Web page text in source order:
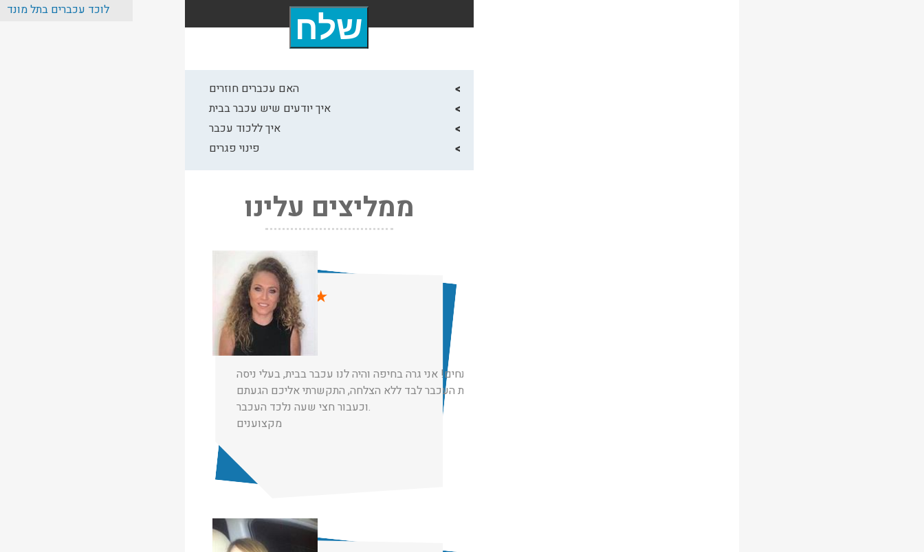
לוכד עכברים בתל מונד
האם עכברים חוזרים
איך יודעים שיש עכבר בבית
איך ללכוד עכבר
פינוי פגרים
ממליצים עלינו
★★★★ ★
רננה מועלם
25/12/2024
תותחים! אני גרה בחיפה והיה לנו עכבר בבית, בעלי ניסה
ללכוד את העכבר לבד ללא הצלחה, התקשרתי אליכם הגעתם
וכעבור חצי שעה נלכד העכבר.
מקצוענים